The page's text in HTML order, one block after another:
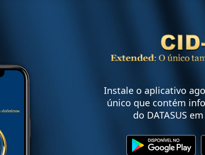
Instale o aplicativo
único que contém
do DATASUS